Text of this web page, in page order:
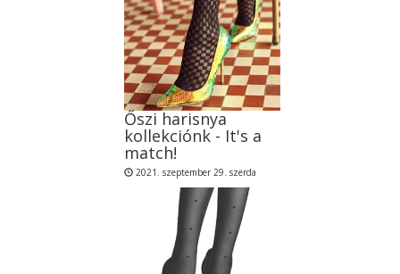
Őszi harisnya
kollekciónk - It's a
match!
2021. szeptember 29. szerda